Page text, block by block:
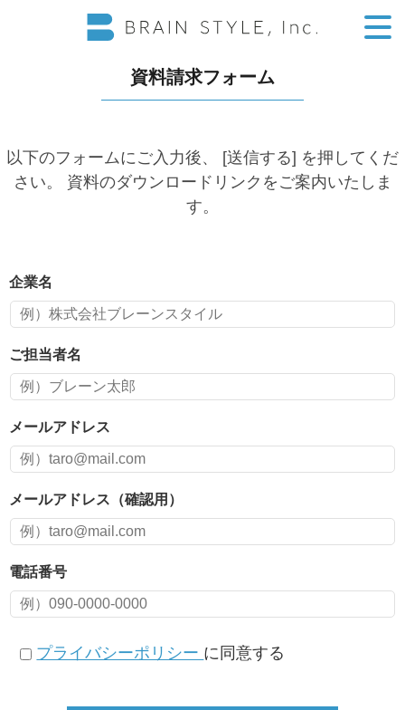
資料請求フォーム
以下のフォームにご入力後、 [送信する] を押してくだ
さい。
資料のダウンロードリンクをご案内いたしま
す。
企業名
ご担当者名
メールアドレス
メールアドレス（確認用）
電話番号
プライバシーポリシー に同意する